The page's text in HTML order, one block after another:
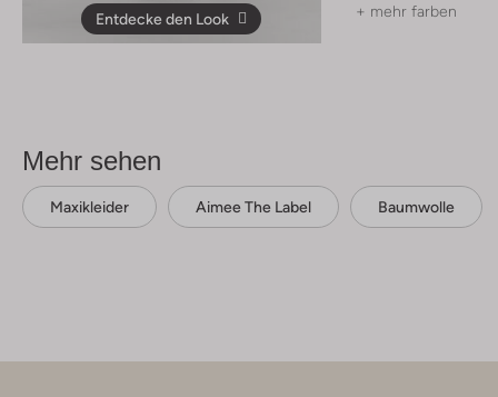
Entdecke den Look + mehr farben
Mehr sehen
Maxikleider Aimee The Label Baumwolle